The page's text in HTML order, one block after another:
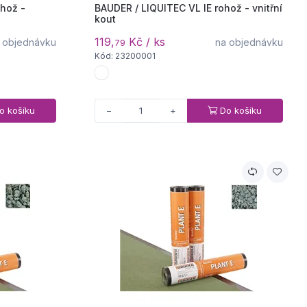
-
objednávku
košíku
BAUDER / LIQUITEC VL IE rohož - vnitřní
kout
119,79 Kč / ks na objednávku
Kód: 23200001
− + Do košíku